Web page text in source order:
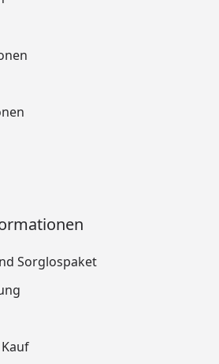
Sorglospaket